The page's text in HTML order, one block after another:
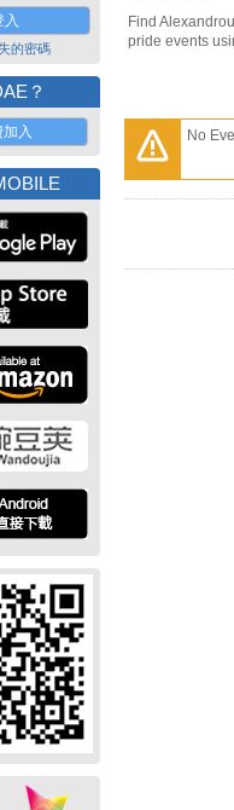
的密碼
？
入
Find
pride events
No